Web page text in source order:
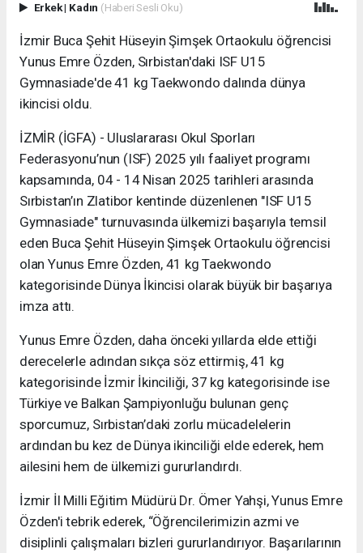
Erkek| Kadın (Haberi Sesli Oku)
İzmir Buca Şehit Hüseyin Şimşek Ortaokulu öğrencisi
Yunus Emre Özden, Sırbistan'daki ISF U15
Gymnasiade'de 41 kg Taekwondo dalında dünya
ikincisi oldu.
İZMİR (İGFA) - Uluslararası Okul Sporları
Federasyonu’nun (ISF) 2025 yılı faaliyet programı
kapsamında, 04 - 14 Nisan 2025 tarihleri arasında
Sırbistan’ın Zlatibor kentinde düzenlenen "ISF U15
Gymnasiade" turnuvasında ülkemizi başarıyla temsil
eden Buca Şehit Hüseyin Şimşek Ortaokulu öğrencisi
olan Yunus Emre Özden, 41 kg Taekwondo
kategorisinde Dünya İkincisi olarak büyük bir başarıya
imza attı.
Yunus Emre Özden, daha önceki yıllarda elde ettiği
derecelerle adından sıkça söz ettirmiş, 41 kg
kategorisinde İzmir İkinciliği, 37 kg kategorisinde ise
Türkiye ve Balkan Şampiyonluğu bulunan genç
sporcumuz, Sırbistan’daki zorlu mücadelelerin
ardından bu kez de Dünya ikinciliği elde ederek, hem
ailesini hem de ülkemizi gururlandırdı.
İzmir İl Milli Eğitim Müdürü Dr. Ömer Yahşi, Yunus Emre
Özden'i tebrik ederek, “Öğrencilerimizin azmi ve
disiplinli çalışmaları bizleri gururlandırıyor. Başarılarının